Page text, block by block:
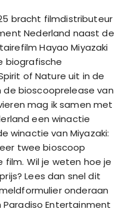
bracht filmdistributeur
Nederland naast de
Hayao Miyazaki
biografische
of Nature uit in de
de bioscooprelease van
mag ik samen met
een winactie
winactie van Miyazaki:
twee bioscoop
Wil je weten hoe je
Lees dan snel dit
onderaan
Paradiso Entertainment